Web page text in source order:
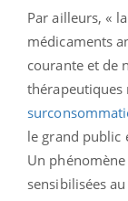
Par ailleurs, «
médicaments
courante et de
thérapeutiques
le grand public
Un
sensibilisées